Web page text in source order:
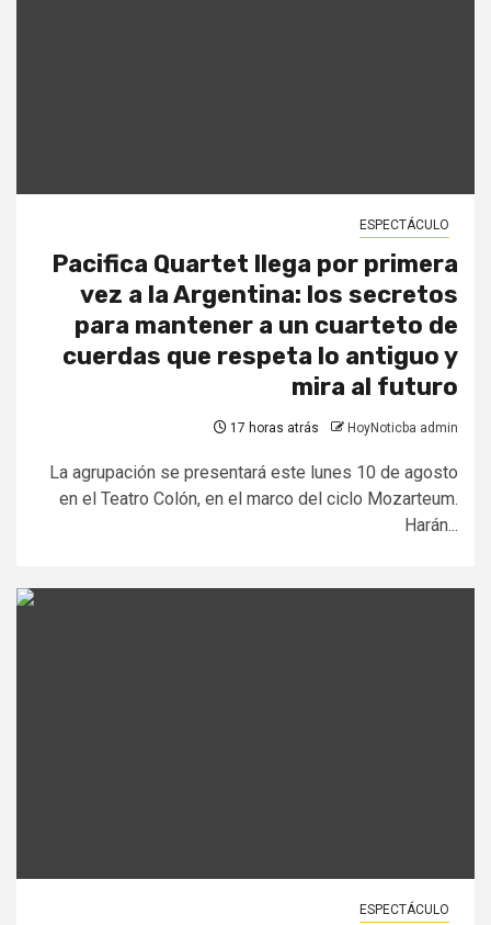
ESPECTÁCULO
Pacifica Quartet llega por primera
vez a la Argentina: los secretos
para mantener a un cuarteto de
cuerdas que respeta lo antiguo y
mira al futuro
17 horas atrás HoyNoticba admin
La agrupación se presentará este lunes 10 de agosto
en el Teatro Colón, en el marco del ciclo Mozarteum.
Harán...
ESPECTÁCULO